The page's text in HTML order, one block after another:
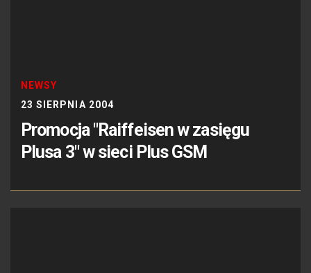
NEWSY
23 SIERPNIA 2004
Promocja "Raiffeisen w zasięgu
Plusa 3" w sieci Plus GSM